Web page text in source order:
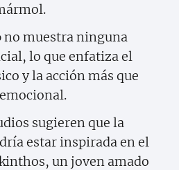
no muestra ninguna
lo que enfatiza el
y la acción más que
sugieren que la
estar inspirada en el
un joven amado